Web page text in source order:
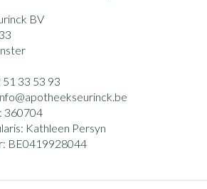
BV
51 33 53 93
apotheekseurinck.be
360704
Kathleen Persyn
BE0419928044